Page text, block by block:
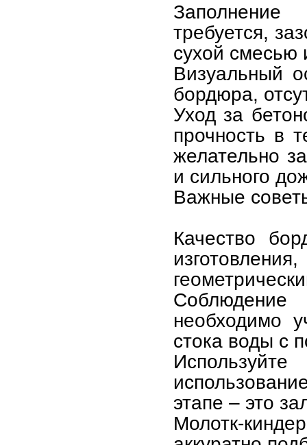
требуется,
сухой смесью
Визуальный
бордюра,
Уход за
прочность в
желательно
и сильного
Важные
Качество
необходимо
стока воды с
этапе – это
Молотк-